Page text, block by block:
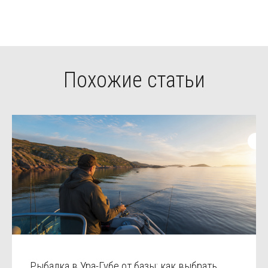
Похожие статьи